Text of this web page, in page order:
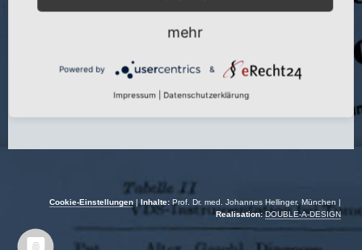
Innsbruck | Österreich
02.06.–04.06.1983
Cookie-Einstellungen | Inhalte: Prof. Dr. med. Johannes Hellinger, München |
Realisation: DOUBLE-A-DESIGN
mehr
Powered by &
Impressum Datenschutzerklärung